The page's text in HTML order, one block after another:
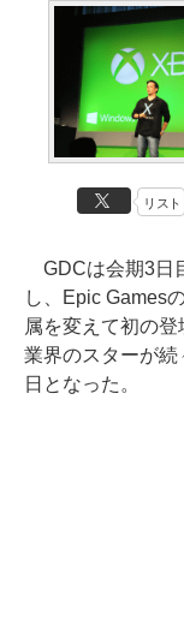
リスト
GDCは会期3日
し、Epic Games
属を変えて初の
業界のスターが
日となった。